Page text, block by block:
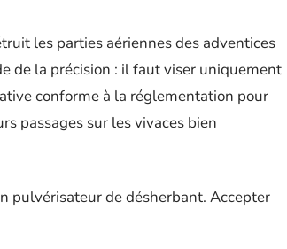
les parties aériennes des adventices
de la précision : il faut viser uniquement
conforme à la réglementation pour
passages sur les vivaces bien
pulvérisateur de désherbant. Accepter